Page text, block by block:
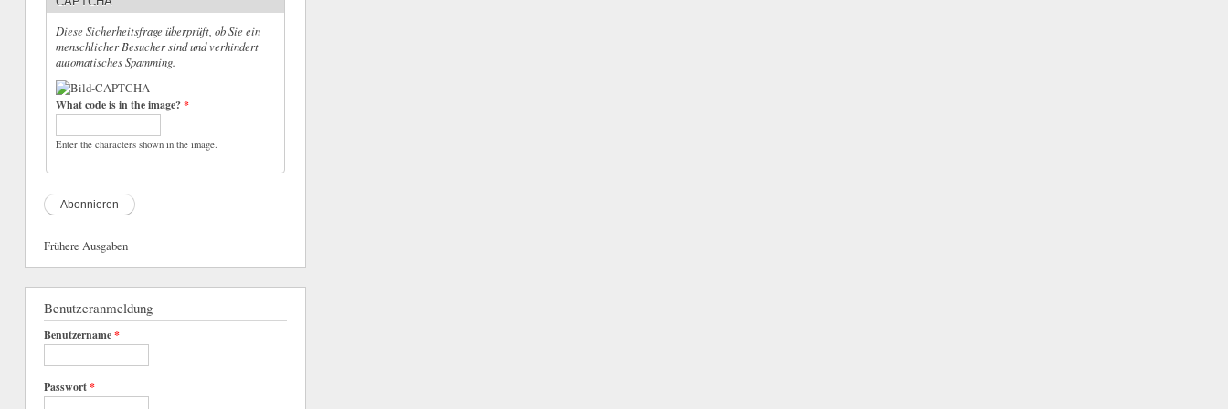
Diese Sicherheitsfrage überprüft, ob Sie ein
menschlicher Besucher sind und verhindert
automatisches Spamming.
What code is in the image?*
Enter the characters shown in the image.
Frühere Ausgaben
Benutzeranmeldung
Benutzername*
Passwort*